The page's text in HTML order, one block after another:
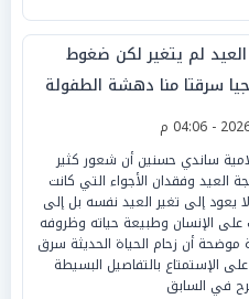
لم يتغير لكن ضغوط
سرقتا منا دهشة الطفولة
ساندي حسنين أن شعور كثير
العيد وفقدان الأجواء التي كانت
يعود إلى تغير العيد نفسه بل إلى
على الإنسان وطبيعة حياته وظروفه
موضحة أن زحام الحياة الحديثة سرق
الإستمتاع بالتفاصيل البسيطة
في السابق